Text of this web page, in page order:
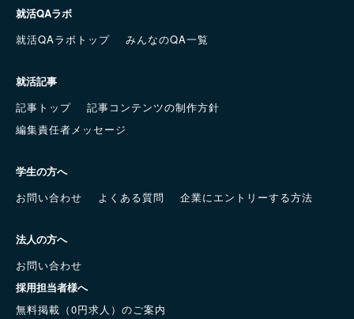
就活QAラボ
就活QAラボトップ
みんなのQA一覧
就活記事
記事トップ
記事コンテンツの制作方針
編集責任者メッセージ
学生の方へ
お問い合わせ
よくある質問 企業にエントリーする方法
法人の方へ
お問い合わせ
採用担当者様へ
無料掲載（0円求人）のご案内